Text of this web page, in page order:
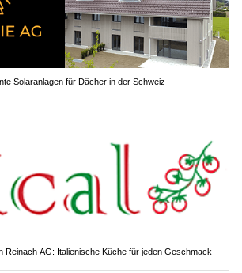
Solaranlagen für Dächer in der Schweiz
Reinach AG: Italienische Küche für jeden Geschmack